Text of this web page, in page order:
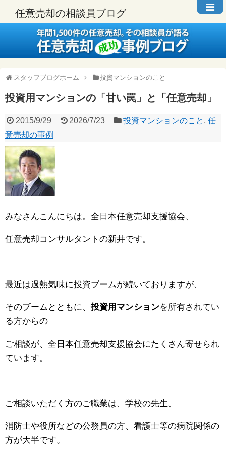
任意売却の相談員ブログ
スタッフブログホーム 投資マンションのこと
投資用マンションの「甘い罠」と「任意売却」
2015/9/29 2026/7/23 投資マンションのこと ,任
意売却の事例
みなさんこんにちは。全日本任意売却支援協会、
任意売却コンサルタントの新井です。
最近は過熱気味に投資ブームが続いておりますが、
そのブームとともに、 投資用マンションを所有されてい
る方からの
ご相談が、全日本任意売却支援協会にたくさん寄せられ
ています。
ご相談いただく方のご職業は、学校の先生、
消防士や役所などの公務員の方、看護士等の病院関係の
方が大半です。